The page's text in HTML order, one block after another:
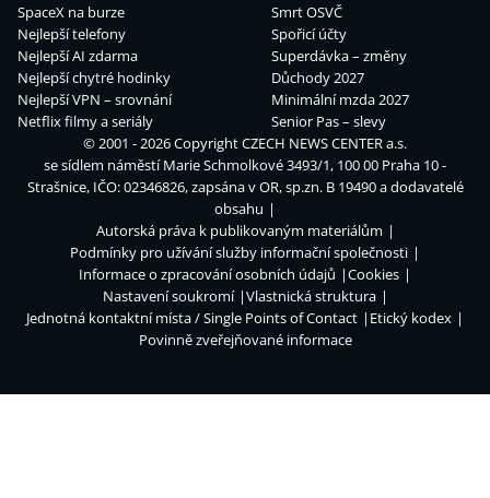
SpaceX na burze
Nejlepší telefony
Nejlepší AI zdarma
Nejlepší chytré hodinky
Nejlepší VPN – srovnání
Netflix filmy a seriály
Smrt OSVČ
Spořicí účty
Superdávka – změny
Důchody 2027
Minimální mzda 2027
Senior Pas – slevy
© 2001 - 2026 CopyrightCZECH NEWS CENTER a.s.
se sídlem náměstí Marie Schmolkové 3493/1, 100 00 Praha 10 -
Strašnice, IČO: 02346826, zapsána v OR, sp.zn. B 19490 a dodavatelé
obsahu
Autorská práva k publikovaným materiálům
Podmínky pro užívání služby informační společnosti
Informace o zpracování osobních údajů
Cookies
Nastavení soukromí
Vlastnická struktura
Jednotná kontaktní místa / Single Points of Contact
Etický kodex
Povinně zveřejňované informace